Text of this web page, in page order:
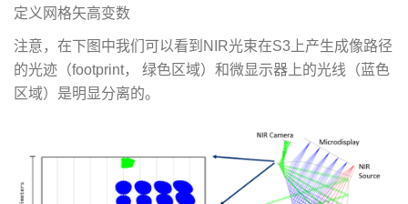
定义网格矢高变数
注意，在下图中我们可以看到NIR光束在S3上产生成像路径
的光迹（footprint， 绿色区域）和微显示器上的光线（蓝色
区域）是明显分离的。